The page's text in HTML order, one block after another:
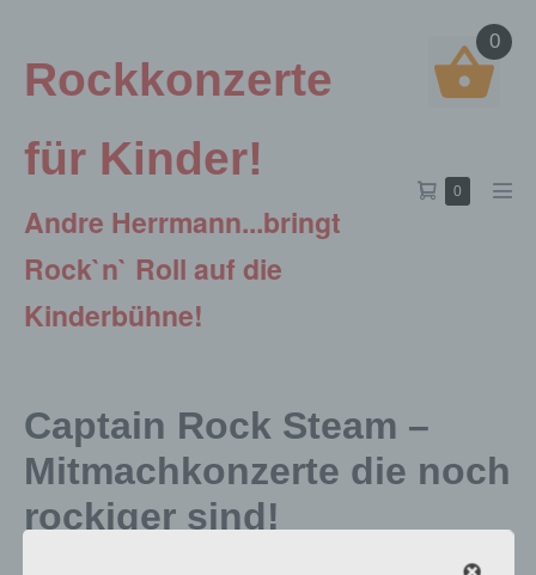
springen
Rockkonzerte
für Kinder!
Andre Herrmann...bringt
Rock`n` Roll auf die
Kinderbühne!
Warenkorb
0Elemente
Captain Rock Steam –
Mitmachkonzerte die noch
rockiger sind!
0